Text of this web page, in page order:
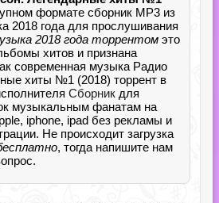
формате сборник MP3 из
2018 года для прослушивания
2018 года торрентом это
хитов и признана
современная музыка Радио
хиты №1 (2018) торрент в
Сборник для
музыкальным фанатам на
iphone, ipad без рекламы и
Не происходит загрузка
, тогда напишите нам